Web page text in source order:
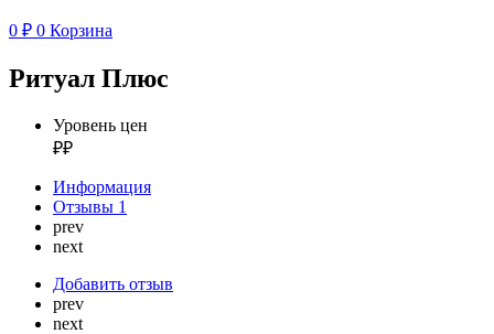
0 ₽ 0 Корзина
Ритуал Плюс
Уровень цен
₽₽
Информация
Отзывы 1
prev
next
Добавить отзыв
prev
next